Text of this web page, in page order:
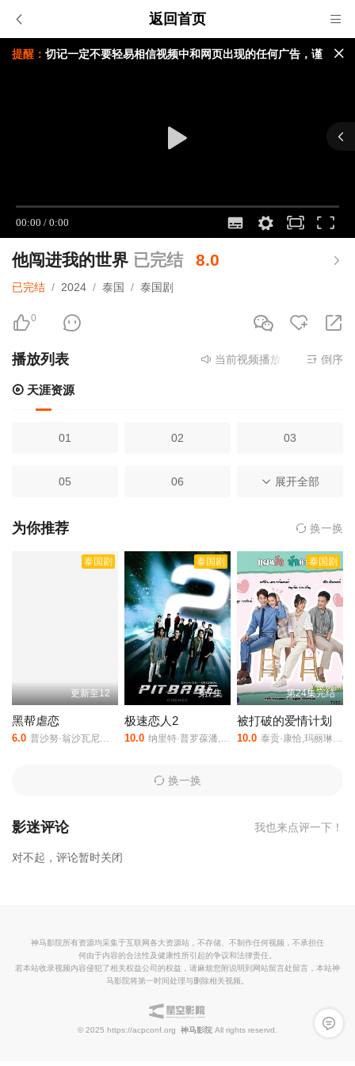
返回首页
提醒： 切记一定不要轻易相信视频中和网页出现的任何广告，谨
视频载入速度跟您本地网速有关，请耐心等待几秒钟。
他闯进我的世界 已完结 8.0
已完结 / 2024 / 泰国 / 泰国剧
0
播放列表 当前视频播放资源来源天涯
倒序
天涯资源
01 02 03
05 06 07
08
12
展开全部
为你推荐 换一换
泰国剧
更新至12
黑帮虐恋
6.0 普沙努·翁沙瓦尼查功,萨兰·阿南塔瑟塔功
泰国剧
第7集
极速恋人2
10.0 纳里特·普罗葆潘,阿斯雷·瓦塔纳雅库,苏帕努·洛瀚帕尼,帕塔拉菲尔·万洛普西里,潘塗瑞,赫马维奇·卡皖纳姆派潘,塔纳朋·艾恩坤柴,克睿廷·基缇贾鲁皖纳奎尔,纳塔彭·帕松,平·欧吡尼霆·利拉威尔缇差步缇瑞,托普滕·苏巴孔·萨霍霍尔,基蒂萨克·瓦塔纳维察库,S Vorarit Vaijairanai,Milk Natchanon Supravorawong,安滃·喀萨玛·坎姆塔尼缇
泰国剧
第24集完结
被打破的爱情计划
10.0 泰贡·康恰,玛丽琳·凯特·甘能,Pawish Wiengnont,查雅妮·彩佳容,彩尼查·萍彤,西琳娜·维迪亚芙,帕拉达·楚查瓦乔蒂库尔,那坤·洛加耐
换一换
影迷评论 我也来点评一下！
对不起，评论暂时关闭
留言反
神马影院所有资源均采集于互联网各大资源站，不存储、不制作任何视频，不承担任
何由于内容的合法性及健康性所引起的争议和法律责任。
若本站收录视频内容侵犯了相关权益公司的权益，请麻烦您附说明到网站留言处留言，本站神
马影院将第一时间处理与删除相关视频。
© 2025 https://acpconf.org 神马影院 All rights reservd.